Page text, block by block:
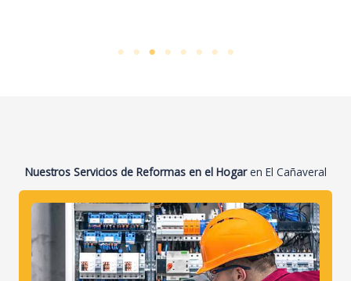
Nuestros Servicios de Reformas en el Hogaren El Cañaveral